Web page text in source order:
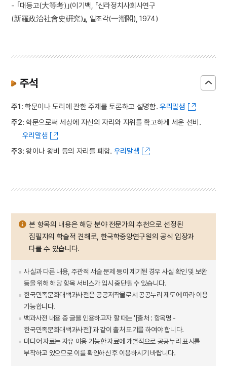
- ｢대등고(大等考)｣(이기백, 『신라정치사회사연구
(新羅政治社會史硏究)』, 일조각(一潮閣), 1974)
주석
주1: 학문이나 도리에 관한 주제를 토론하고 설명함. 우리말샘
주2: 학문으로써 세상에 자신의 자리와 지위를 확고하게 세운 선비.
우리말샘
주3: 왕이나 왕비 등의 자리를 폐함. 우리말샘
본 항목의 내용은 해당 분야 전문가의 추천으로 선정된
집필자의 학술적 견해로, 한국학중앙연구원의 공식 입장과
다를 수 있습니다.
사실과 다른 내용, 주관적 서술 문제 등이 제기된 경우 사실 확인 및 보완
등을 위해 해당 항목 서비스가 임시 중단될 수 있습니다.
한국민족문화대백과사전은 공공저작물로서 공공누리 제도에 따라 이용
가능합니다.
백과사전 내용 중 글을 인용하고자 할 때는 '[출처 : 항목명 -
한국민족문화대백과사전]'과 같이 출처 표기를 하여야 합니다.
미디어 자료는 자유 이용 가능한 자료에 개별적으로 공공누리 표시를
부착하고 있으므로 이를 확인하신 후 이용하시기 바랍니다.